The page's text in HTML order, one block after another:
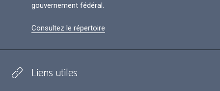
gouvernement fédéral.
Consultez le répertoire
Liens utiles